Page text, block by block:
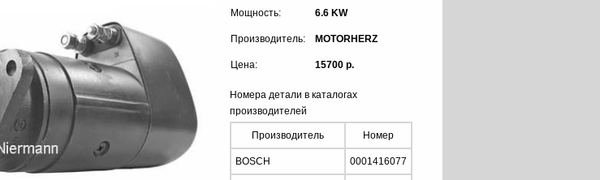
Мощность: 6.6 KW
Производитель: MOTORHERZ
Цена: 15700 р.
Номера детали в каталогах
производителей
Производитель Номер
BOSCH 0001416077